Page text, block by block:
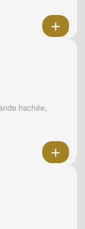
hachée,